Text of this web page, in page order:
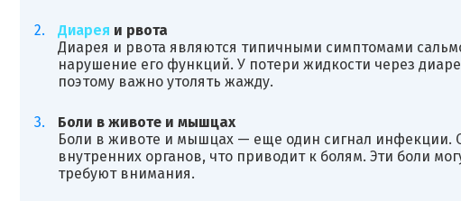
Диарея и рвота
Диарея и рвота являются типичными симптомами
нарушение его функций. У потери жидкости через
поэтому важно утолять жажду.
Боли в животе и мышцах
Боли в животе и мышцах — еще один сигнал инфекции.
внутренних органов, что приводит к болям. Эти боли
требуют внимания.